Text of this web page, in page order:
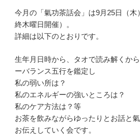
今月の「氣功茶話会」は9月25日（
終木曜日開催）。
詳細は以下のとおりです。
生年月日時から、タオで読み解くか
ーバランス五行を鑑定し
私の弱い所は？
私のエネルギーの強いところは？
私のケア方法は？等
お茶を飲みながらゆったりとお話と
お伝えしていく会です。